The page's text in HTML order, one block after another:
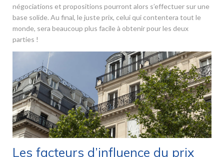
négociations et propositions pourront alors s’effectuer sur une
base solide. Au final, le juste prix, celui qui contentera tout le
monde, sera beaucoup plus facile à obtenir pour les deux
parties !
Les facteurs d’influence du prix